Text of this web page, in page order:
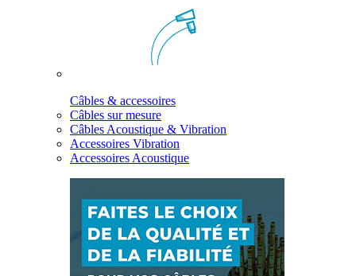
Câbles & accessoires
Câbles sur mesure
Câbles Acoustique & Vibration
Accessoires Vibration
Accessoires Acoustique